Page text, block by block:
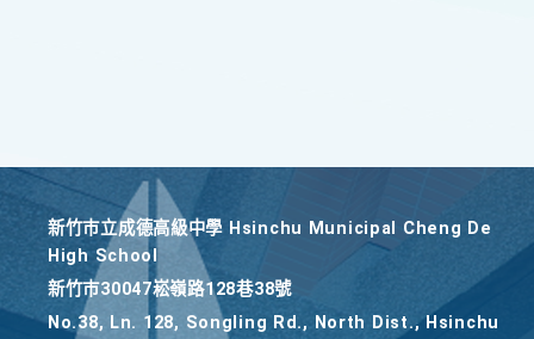
新竹巿立成德高級中學 Hsinchu Municipal Cheng De
High School
新竹巿30047崧嶺路128巷38號
No.38, Ln. 128, Songling Rd., North Dist., Hsinchu